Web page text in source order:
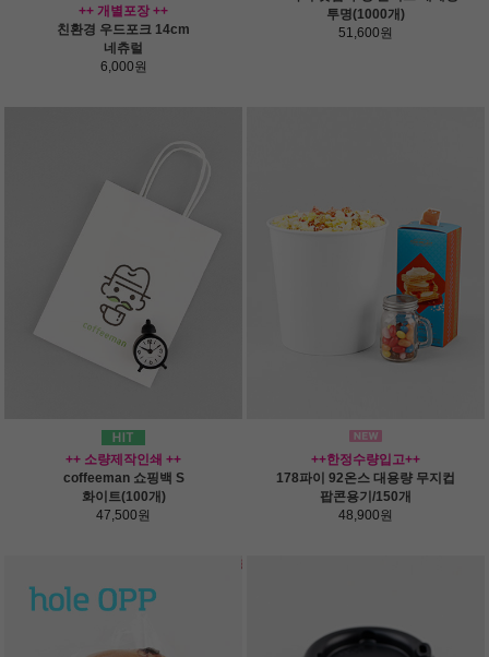
++ 개별포장 ++
친환경 우드포크 14cm
네츄럴
6,000원
투명(1000개)
51,600원
++ 소량제작인쇄 ++
coffeeman 쇼핑백 S
화이트(100개)
47,500원
++한정수량입고++
178파이 92온스 대용량 무지컵
팝콘용기/150개
48,900원